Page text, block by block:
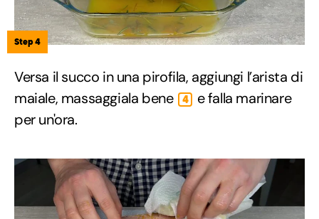
Step 4
Versa il succo in una pirofila, aggiungi l’arista di
maiale, massaggiala bene
4
e falla marinare
per un'ora.